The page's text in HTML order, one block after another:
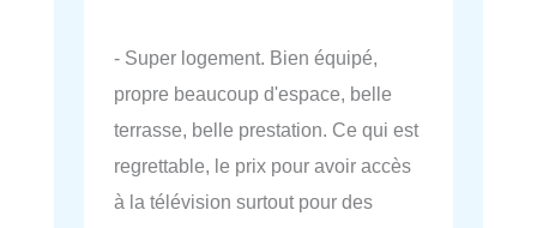
- Super logement. Bien équipé,
propre beaucoup d'espace, belle
terrasse, belle prestation. Ce qui est
regrettable, le prix pour avoir accès
à la télévision surtout pour des